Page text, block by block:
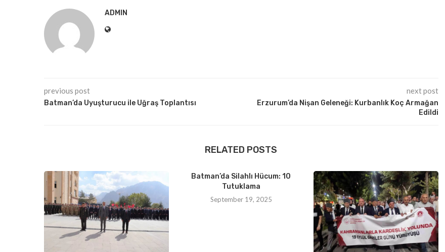
ADMIN
previous post
Batman’da Uyuşturucu ile Uğraş Toplantısı
next post
Erzurum’da Nişan Geleneği: Kurbanlık Koç Armağan
Edildi
RELATED POSTS
Batman’da Silahlı Hücum: 10
Tutuklama
September 19, 2025